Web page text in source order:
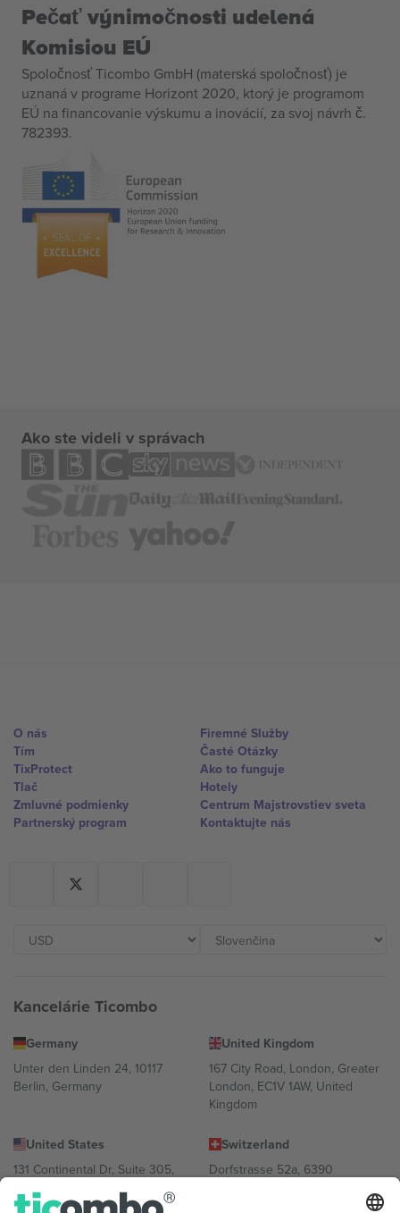
Pečať výnimočnosti udelená
Komisiou EÚ
Spoločnosť Ticombo GmbH (materská spoločnosť) je
uznaná v programe Horizont 2020, ktorý je programom
EÚ na financovanie výskumu a inovácií, za svoj návrh č.
782393.
Ako ste videli v správach
O nás
Tím
TixProtect
Tlač
Zmluvné podmienky
Partnerský program
Firemné Služby
Časté Otázky
Ako to funguje
Hotely
Centrum Majstrovstiev sveta
Kontaktujte nás
Kancelárie Ticombo
Germany
Unter den Linden 24, 10117
Berlin, Germany
United Kingdom
167 City Road, London, Greater
London, EC1V 1AW, United
Kingdom
United States
131 Continental Dr, Suite 305,
Newark, Delaware 19713, United
States
Switzerland
Dorfstrasse 52a, 6390